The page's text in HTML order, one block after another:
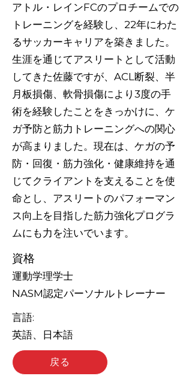
アトル・レインFCのプロチームでの
トレーニングを経験し、22年にわた
るサッカーキャリアを築きました。
生涯を通じてアスリートとして活動
してきた佐藤ですが、ACL断裂、半
月板損傷、軟骨損傷により3度の手
術を経験したことをきっかけに、ケ
ガ予防と筋力トレーニングへの関心
が高まりました。現在は、ケガの予
防・回復・筋力強化・健康維持を通
じてクライアントを支えることを使
命とし、アスリートのパフォーマン
ス向上を目指した筋力強化プログラ
ムにも力を注いでいます。
資格
運動学理学士
NASM認定パーソナルトレーナー
言語:
英語、日本語
戻る